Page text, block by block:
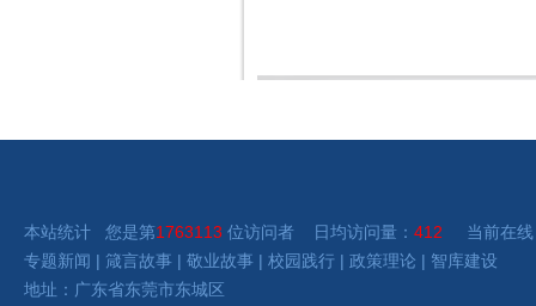
本站统计 您是第1763113 位访问者 日均访问量： 412 当前在线
专题新闻 | 箴言故事 | 敬业故事 | 校园践行 | 政策理论 | 智库建设
地址：广东省东莞市东城区